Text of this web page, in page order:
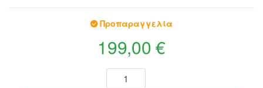
Προπαραγγελία
199,00 €